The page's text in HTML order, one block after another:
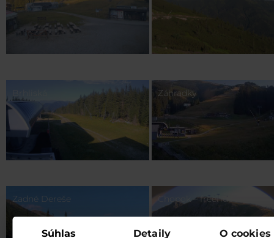
Súhlas Detaily O cookies
Záhradky
Zadné Dereše Chopok – freeride zone